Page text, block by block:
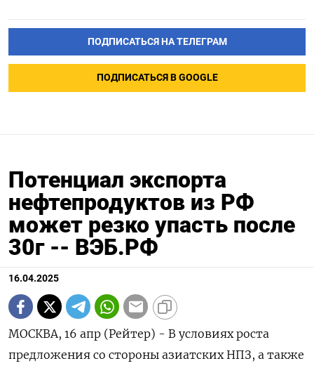
ПОДПИСАТЬСЯ НА ТЕЛЕГРАМ
ПОДПИСАТЬСЯ В GOOGLE
Потенциал экспорта
нефтепродуктов из РФ
может резко упасть после
30г -- ВЭБ.РФ
16.04.2025
МОСКВА, 16 апр (Рейтер) - В условиях роста
предложения со стороны азиатских НПЗ, а также